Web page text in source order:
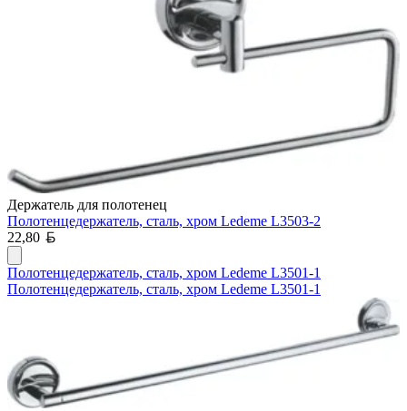
Держатель для полотенец
Полотенцедержатель, сталь, хром Ledeme L3503-2
22,80
Полотенцедержатель, сталь, хром Ledeme L3501-1
Полотенцедержатель, сталь, хром Ledeme L3501-1